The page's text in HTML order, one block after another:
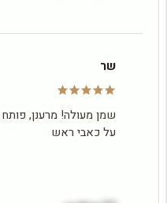
שר
שמן מעולה! מרענן,
על כאבי ראש